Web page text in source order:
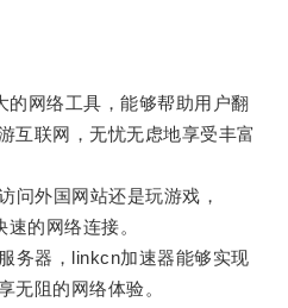
网络工具，能够帮助用户翻
互联网，无忧无虑地享受丰富
外国网站还是玩游戏，
的网络连接。
器，linkcn加速器能够实现
无阻的网络体验。